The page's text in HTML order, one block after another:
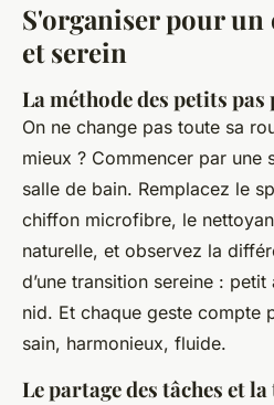
S'organiser pour
et serein
La méthode des petits
On ne change pas toute sa
mieux ? Commencer par une
salle de bain. Remplacez le
chiffon microfibre, le
naturelle, et observez la
d’une transition sereine :
nid. Et chaque geste compte
sain, harmonieux, fluide.
Le partage des tâches et